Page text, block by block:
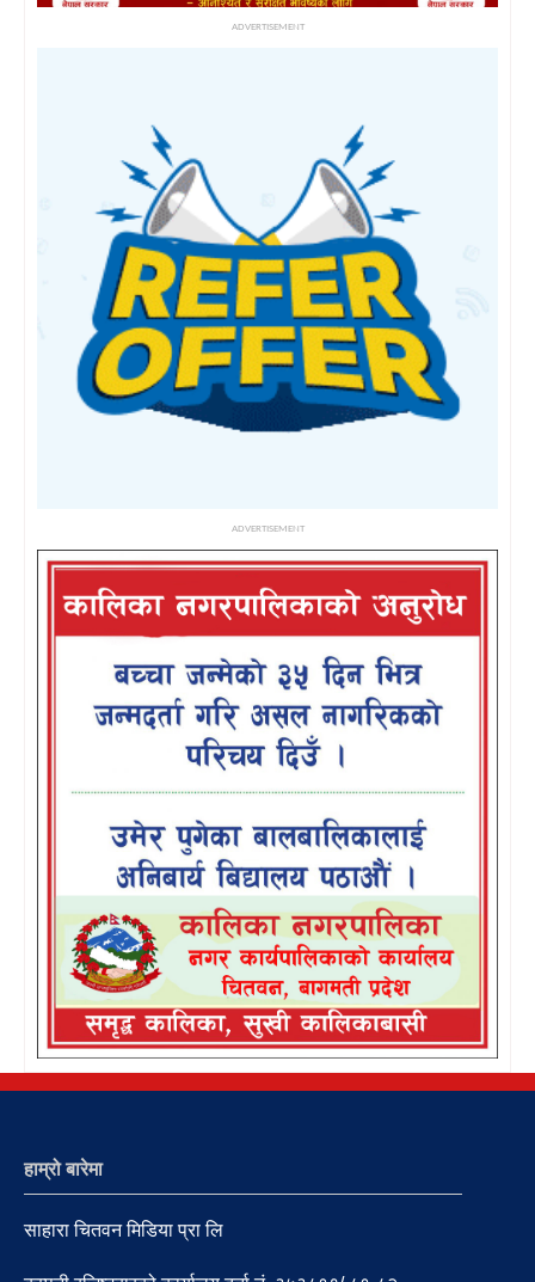
ADVERTISEMENT
ADVERTISEMENT
हाम्रो बारेमा
साहारा चितवन मिडिया प्रा लि